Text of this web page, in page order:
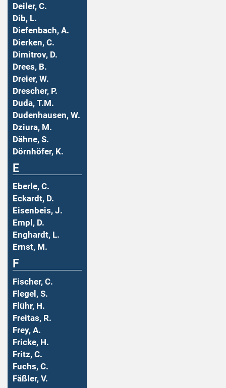
Deiler, C.
Dib, L.
Diefenbach, A.
Dierken, C.
Dimitrov, D.
Drees, B.
Dreier, W.
Drescher, P.
Duda, T.M.
Dudenhausen, W.
Dziura, M.
Dähne, S.
Dörnhöfer, K.
E
Eberle, C.
Eckardt, D.
Eisenbeis, J.
Empl, D.
Enghardt, L.
Ernst, M.
F
Fischer, C.
Flegel, S.
Flühr, H.
Freitas, R.
Frey, A.
Fricke, H.
Fritz, C.
Fuchs, C.
Fäßler, V.